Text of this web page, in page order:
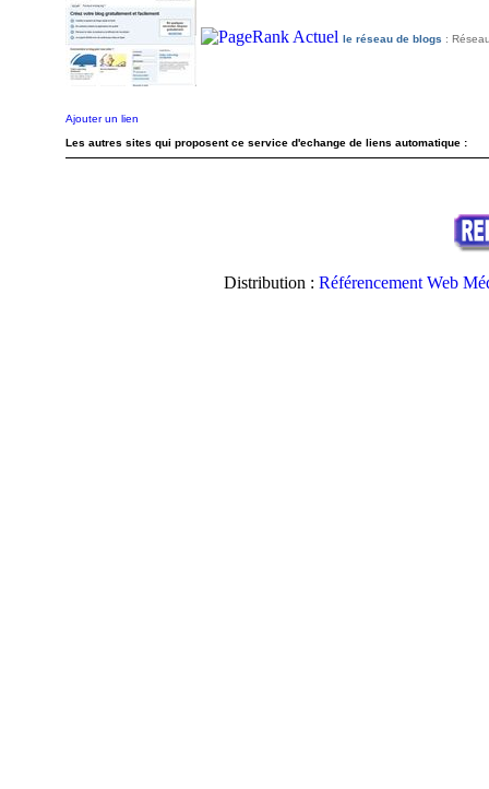
le réseau de blogs :
Ajouter un lien
Les autres sites qui proposent ce service d'echange de liens automatique :
Distribution : Référencement Web